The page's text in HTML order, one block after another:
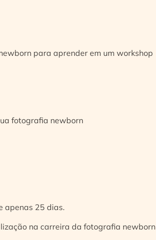
para aprender em um workshop
fotografia newborn
apenas 25 dias.
na carreira da fotografia newborn